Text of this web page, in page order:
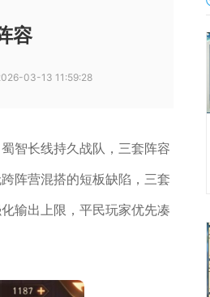
容
03-13 11:59:28
智长线持久战队，三套阵容
阵营混搭的短板缺陷，三套
输出上限，平民玩家优先凑